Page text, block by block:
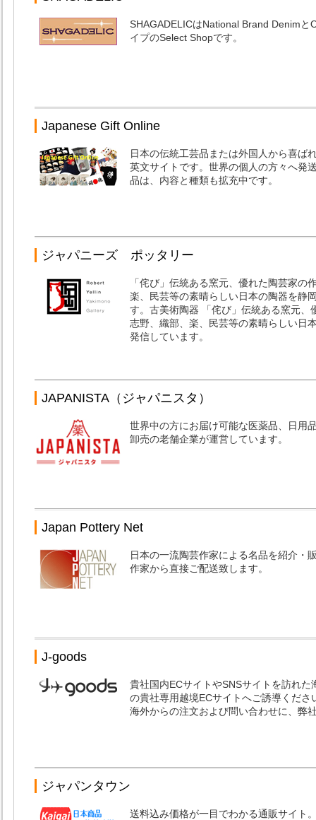
SHAGADELICはNational Brand Denimと
イプのSelect Shopです。
Japanese Gift Online
日本の伝統工芸品または外国人から喜ば
英文サイトです。世界の個人の方々へ発
品は、内容と種類も拡充中です。
ジャパニーズ ポッタリー
「侘び」伝統ある窯元、優れた陶芸家の
楽、民芸等の素晴らしい日本の陶器を静
す。古美術陶器 「侘び」伝統ある窯元、
志野、織部、楽、民芸等の素晴らしい日
発信しています。
JAPANISTA（ジャパニスタ）
世界中の方にお届け可能な医薬品、日用
卸売の老舗企業が運営しています。
Japan Pottery Net
日本の一流陶芸作家による名品を紹介・
作家から直接ご配送致します。
J-goods
貴社国内ECサイトやSNSサイトを訪れ
の貴社専用越境ECサイトへご誘導くだ
海外からの注文および問い合わせに、弊
ジャパンタウン
送料込み価格が一目でわかる通販サイト